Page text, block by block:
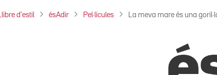
Llibre d'estil ésAdir Pel·lícules La meva mare és una